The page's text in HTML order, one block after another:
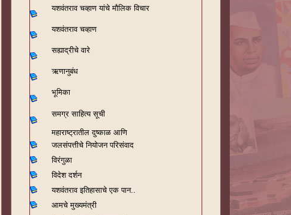
यशवंतराव चव्हाण यांचे मौलिक विचार
यशवंतराव चव्हाण
सह्याद्रीचे वारे
ऋणानुबंध
भूमिका
समग्र साहित्य सूची
महाराष्ट्रातील दुष्काळ आणि
जलसंपत्तीचे नियोजन परिसंवाद
विरंगुळा
विदेश दर्शन
यशवंतराव इतिहासाचे एक पान..
आमचे मुख्यमंत्री